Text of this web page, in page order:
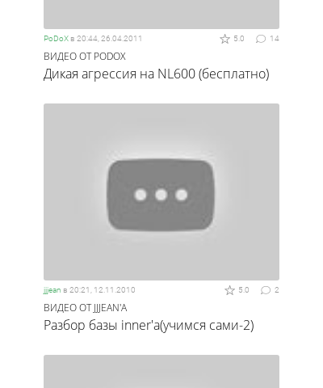
PoDoX в 20:44, 26.04.2011 14
5.0
ВИДЕО ОТ PODOX
Дикая агрессия на NL600 (бесплатно)
jjjean в 20:21, 12.11.2010 2
5.0
ВИДЕО ОТ JJJEAN'А
Разбор базы inner'а(учимся сами-2)